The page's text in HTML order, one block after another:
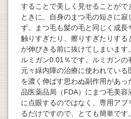
することで美しく見せることがで
ときに、自身のまつ毛の短さに
ず。まつ毛も髪の毛と同じく成
触りすぎたり、擦りすぎたりす
が伸びきる前に抜けてしまいま
ルミガン0.01％です。ルミガン
元々緑内障の治療に使われてい
を濃く伸ばす思わぬ副作用があ
品医薬品局（FDA）にまつ毛美容
に点眼するのではなく、専用ア
るだけですので、とても簡単で